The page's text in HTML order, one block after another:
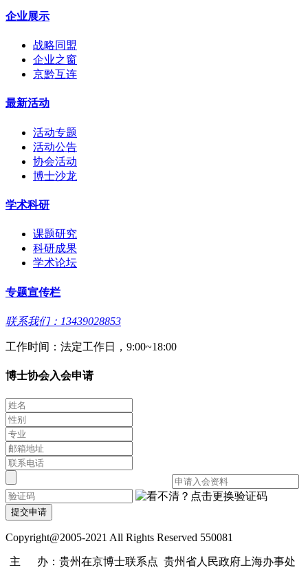
企业展示
战略同盟
企业之窗
京黔互连
最新活动
活动专题
活动公告
协会活动
博士沙龙
学术科研
课题研究
科研成果
学术论坛
专题宣传栏
联系我们：13439028853
工作时间：法定工作日，9:00~18:00
博士协会入会申请
提交申请
Copyright@2005-2021 All Rights Reserved 550081
主 办：贵州在京博士联系点 贵州省人民政府上海办事处